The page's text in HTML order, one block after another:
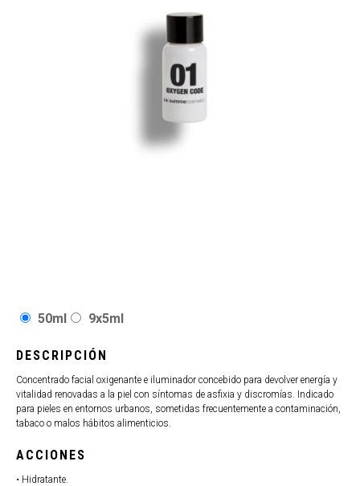
50ml 9x5ml
DESCRIPCIÓN
Concentrado facial oxigenante e iluminador concebido para devolver energía y
vitalidad renovadas a la piel con síntomas de asfixia y discromías. Indicado
para pieles en entornos urbanos, sometidas frecuentemente a contaminación,
tabaco o malos hábitos alimenticios.
ACCIONES
• Hidratante.